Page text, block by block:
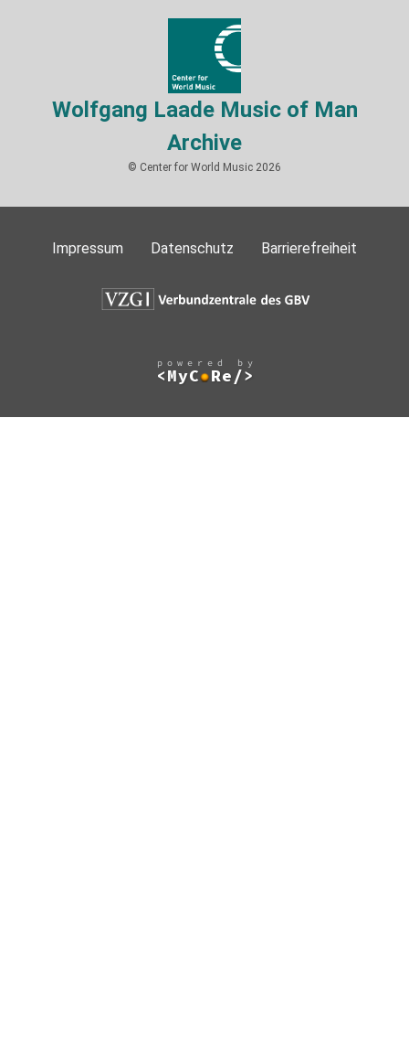
Wolfgang Laade Music of Man
Archive
© Center for World Music 2026
Impressum Datenschutz Barrierefreiheit